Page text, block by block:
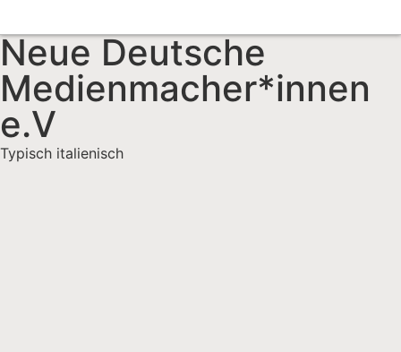
Neue Deutsche
Medienmacher*innen
e.V
Typisch italienisch